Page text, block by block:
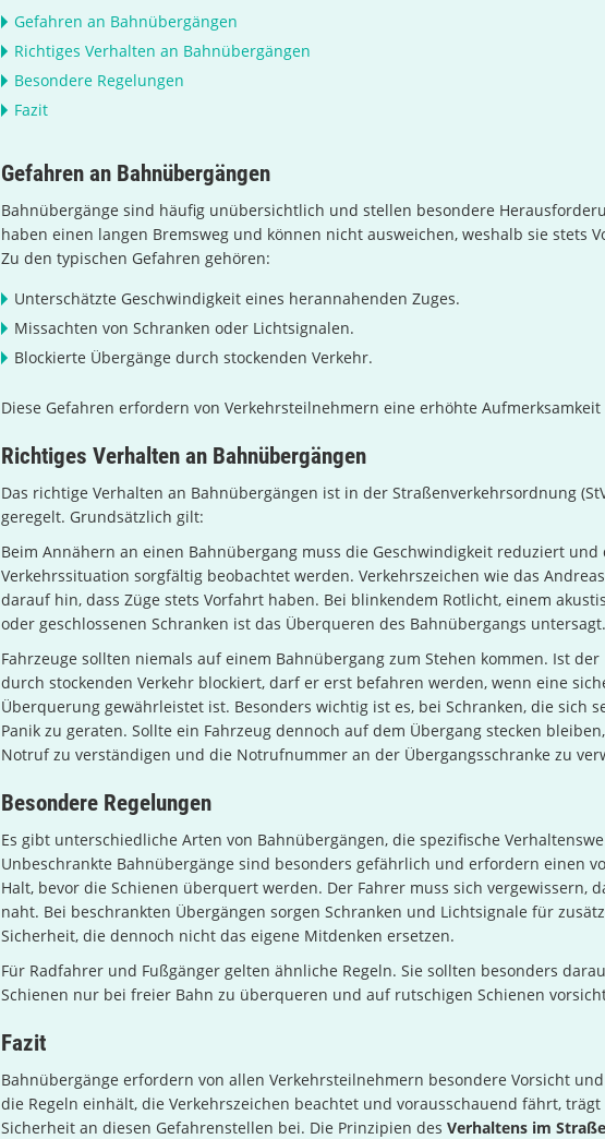
Gefahren an Bahnübergängen
Richtiges Verhalten an Bahnübergängen
Besondere Regelungen
Fazit
Gefahren an Bahnübergängen
Bahnübergänge sind häufig unübersichtlich und stellen besondere
haben einen langen Bremsweg und können nicht ausweichen, weshalb sie stets
Zu den typischen Gefahren gehören:
Unterschätzte Geschwindigkeit eines herannahenden Zuges.
Missachten von Schranken oder Lichtsignalen.
Blockierte Übergänge durch stockenden Verkehr.
Diese Gefahren erfordern von Verkehrsteilnehmern eine erhöhte
Richtiges Verhalten an Bahnübergängen
Das richtige Verhalten an Bahnübergängen ist in der Straßenverkehrsordnung
geregelt. Grundsätzlich gilt:
Beim Annähern an einen Bahnübergang muss die Geschwindigkeit reduziert und
Verkehrssituation sorgfältig beobachtet werden. Verkehrszeichen wie das
darauf hin, dass Züge stets Vorfahrt haben. Bei blinkendem Rotlicht, einem
oder geschlossenen Schranken ist das Überqueren des Bahnübergangs untersagt.
Fahrzeuge sollten niemals auf einem Bahnübergang zum Stehen kommen. Ist der
durch stockenden Verkehr blockiert, darf er erst befahren werden, wenn eine
Überquerung gewährleistet ist. Besonders wichtig ist es, bei Schranken, die sich
Panik zu geraten. Sollte ein Fahrzeug dennoch auf dem Übergang stecken
Notruf zu verständigen und die Notrufnummer an der Übergangsschranke zu
Besondere Regelungen
Es gibt unterschiedliche Arten von Bahnübergängen, die spezifische
Unbeschrankte Bahnübergänge sind besonders gefährlich und erfordern einen
Halt, bevor die Schienen überquert werden. Der Fahrer muss sich vergewissern,
naht. Bei beschrankten Übergängen sorgen Schranken und Lichtsignale für
Sicherheit, die dennoch nicht das eigene Mitdenken ersetzen.
Für Radfahrer und Fußgänger gelten ähnliche Regeln. Sie sollten besonders
Schienen nur bei freier Bahn zu überqueren und auf rutschigen Schienen
Fazit
Bahnübergänge erfordern von allen Verkehrsteilnehmern besondere Vorsicht
die Regeln einhält, die Verkehrszeichen beachtet und vorausschauend fährt,
Sicherheit an diesen Gefahrenstellen bei. Die Prinzipien des Verhaltens im